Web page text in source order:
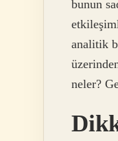
bunun
analitik
neler?